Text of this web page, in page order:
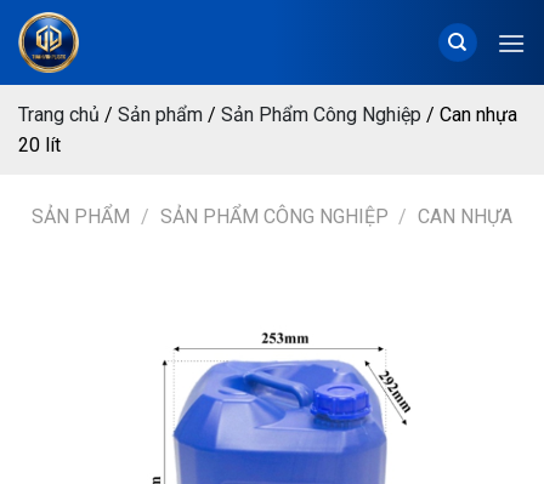
Chuyển
đến
dungTrang chủ / Sản phẩm / Sản Phẩm Công Nghiệp / Can nhựa
20 lít
SẢN PHẨM / SẢN PHẨM CÔNG NGHIỆP / CAN NHỰA